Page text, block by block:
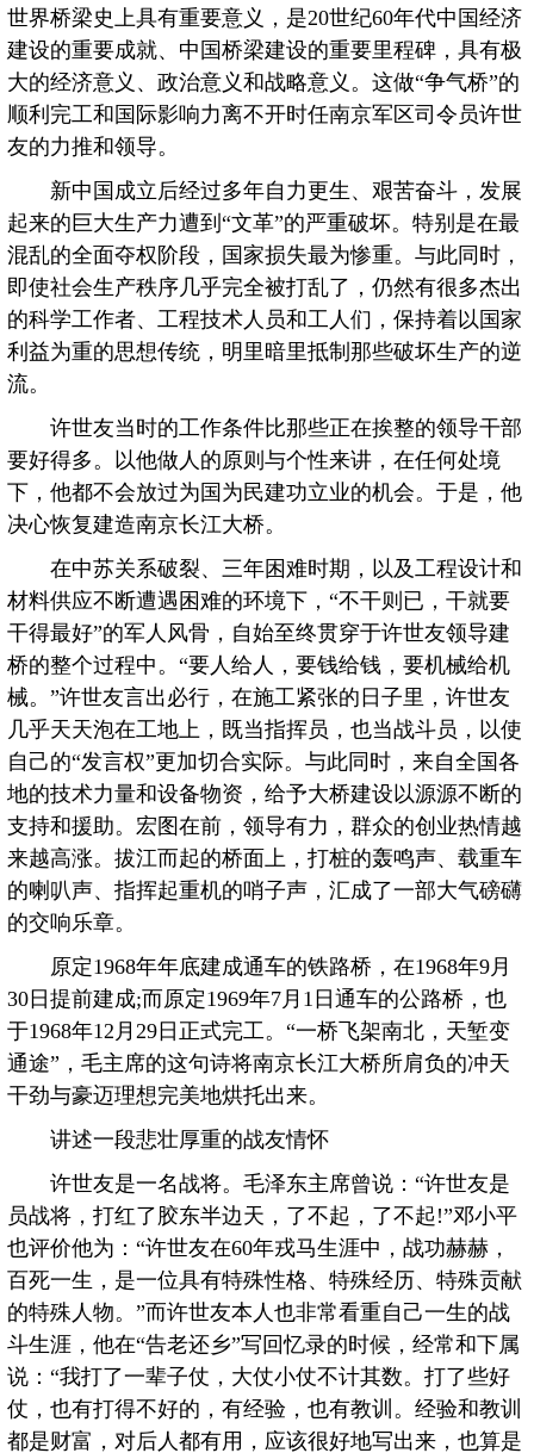
世界桥梁史上具有重要意义，是20世纪60年代中国经济
建设的重要成就、中国桥梁建设的重要里程碑，具有极
大的经济意义、政治意义和战略意义。这做“争气桥”的
顺利完工和国际影响力离不开时任南京军区司令员许世
友的力推和领导。
新中国成立后经过多年自力更生、艰苦奋斗，发展
起来的巨大生产力遭到“文革”的严重破坏。特别是在最
混乱的全面夺权阶段，国家损失最为惨重。与此同时，
即使社会生产秩序几乎完全被打乱了，仍然有很多杰出
的科学工作者、工程技术人员和工人们，保持着以国家
利益为重的思想传统，明里暗里抵制那些破坏生产的逆
流。
许世友当时的工作条件比那些正在挨整的领导干部
要好得多。以他做人的原则与个性来讲，在任何处境
下，他都不会放过为国为民建功立业的机会。于是，他
决心恢复建造南京长江大桥。
在中苏关系破裂、三年困难时期，以及工程设计和
材料供应不断遭遇困难的环境下，“不干则已，干就要
干得最好”的军人风骨，自始至终贯穿于许世友领导建
桥的整个过程中。“要人给人，要钱给钱，要机械给机
械。”许世友言出必行，在施工紧张的日子里，许世友
几乎天天泡在工地上，既当指挥员，也当战斗员，以使
自己的“发言权”更加切合实际。与此同时，来自全国各
地的技术力量和设备物资，给予大桥建设以源源不断的
支持和援助。宏图在前，领导有力，群众的创业热情越
来越高涨。拔江而起的桥面上，打桩的轰鸣声、载重车
的喇叭声、指挥起重机的哨子声，汇成了一部大气磅礴
的交响乐章。
原定1968年年底建成通车的铁路桥，在1968年9月
30日提前建成;而原定1969年7月1日通车的公路桥，也
于1968年12月29日正式完工。“一桥飞架南北，天堑变
通途”，毛主席的这句诗将南京长江大桥所肩负的冲天
干劲与豪迈理想完美地烘托出来。
讲述一段悲壮厚重的战友情怀
许世友是一名战将。毛泽东主席曾说：“许世友是
员战将，打红了胶东半边天，了不起，了不起!”邓小平
也评价他为：“许世友在60年戎马生涯中，战功赫赫，
百死一生，是一位具有特殊性格、特殊经历、特殊贡献
的特殊人物。”而许世友本人也非常看重自己一生的战
斗生涯，他在“告老还乡”写回忆录的时候，经常和下属
说：“我打了一辈子仗，大仗小仗不计其数。打了些好
仗，也有打得不好的，有经验，也有教训。经验和教训
都是财富，对后人都有用，应该很好地写出来，也算是